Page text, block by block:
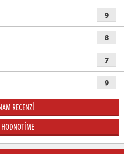
9
8
7
9
RECENZÍ